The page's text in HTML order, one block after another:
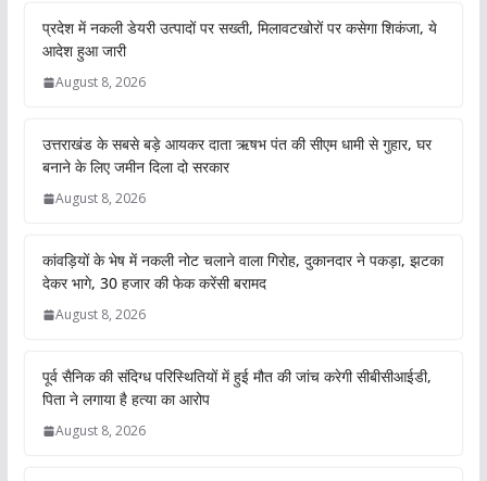
प्रदेश में नकली डेयरी उत्पादों पर सख्ती, मिलावटखोरों पर कसेगा शिकंजा, ये
आदेश हुआ जारी
August 8, 2026
उत्तराखंड के सबसे बड़े आयकर दाता ऋषभ पंत की सीएम धामी से गुहार, घर
बनाने के लिए जमीन दिला दो सरकार
August 8, 2026
कांवड़ियों के भेष में नकली नोट चलाने वाला गिरोह, दुकानदार ने पकड़ा, झटका
देकर भागे, 30 हजार की फेक करेंसी बरामद
August 8, 2026
पूर्व सैनिक की संदिग्ध परिस्थितियों में हुई मौत की जांच करेगी सीबीसीआईडी,
पिता ने लगाया है हत्या का आरोप
August 8, 2026